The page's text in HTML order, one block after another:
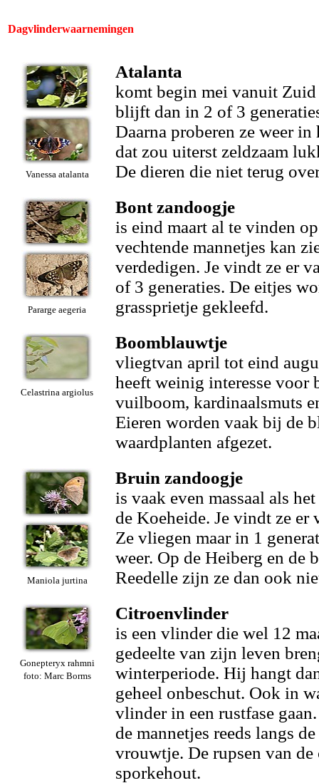
Dagvlinderwaarnemingen
Vanessa atalanta
Atalanta
komt begin mei vanuit Zuid
blijft dan in 2 of 3
Daarna proberen ze weer
dat zou uiterst zeldzaam
De dieren die niet terug
Pararge aegeria
Bont zandoogje
is eind maart al te vinden
vechtende mannetjes kan
verdedigen. Je vindt ze er
of 3 generaties. De eitjes
grassprietje gekleefd.
Celastrina argiolus
Boomblauwtje
vliegtvan april tot eind
heeft weinig interesse voor
vuilboom, kardinaalsmuts
Eieren worden vaak bij de
waardplanten afgezet.
Maniola jurtina
Bruin zandoogje
is vaak even massaal als
de Koeheide. Je vindt ze
Ze vliegen maar in 1
weer. Op de Heiberg en de
Reedelle zijn ze dan ook
Gonepteryx rahmni
foto: Marc Borms
Citroenvlinder
is een vlinder die wel 12
gedeelte van zijn leven
winterperiode. Hij hangt
geheel onbeschut. Ook in
vlinder in een rustfase
de mannetjes reeds langs
vrouwtje. De rupsen van
sporkehout.